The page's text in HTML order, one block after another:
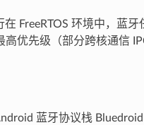
在 FreeRTOS 环境中，蓝
优先级（部分跨核通信
蓝牙协议栈